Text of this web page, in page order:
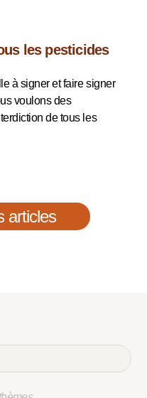
les pesticides
à signer et faire signer
voulons des
de tous les
articles